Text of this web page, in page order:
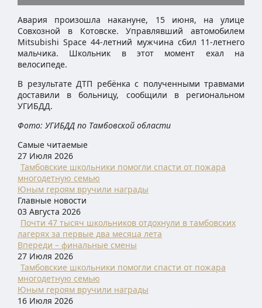
Авария произошла накануне, 15 июня, на улице
Совхозной в Котовске. Управлявший автомобилем
Mitsubishi Space 44-летний мужчина сбил 11-летнего
мальчика. Школьник в этот момент ехал на
велосипеде.
В результате ДТП ребёнка с полученными травмами
доставили в больницу, сообщили в региональном
УГИБДД.
Фото: УГИБДД по Тамбовской области
Самые читаемые
27 Июля 2026
Тамбовские школьники помогли спасти от пожара
многодетную семью
Юным героям вручили награды
Главные новости
03 Августа 2026
Почти 47 тысяч школьников отдохнули в тамбовских
лагерях за первые два месяца лета
Впереди – финальные смены
27 Июля 2026
Тамбовские школьники помогли спасти от пожара
многодетную семью
Юным героям вручили награды
16 Июля 2026